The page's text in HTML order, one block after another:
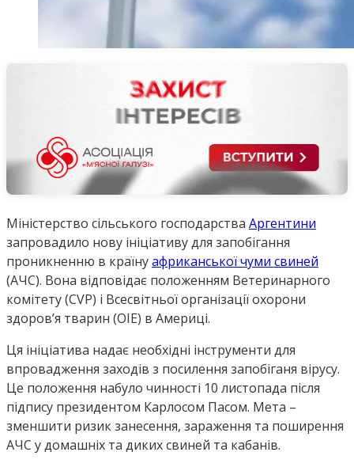
Міністерство сільського господарства Аргентини
запровадило нову ініціативу для запобігання
проникненню в країнуафриканської чуми свиней
(АЧС). Вона відповідає положенням Ветеринарного
комітету (CVP) і Всесвітньої організації охорони
здоров’я тварин (OIE) в Америці.
Ця ініціатива надає необхідні інструменти для
впровадження заходів з посилення запобіганя вірусу.
Це положення набуло чинності 10 листопада після
підпису президентом Карлосом Пасом. Мета –
зменшити ризик занесення, зараження та поширення
АЧС у домашніх та диких свиней та кабанів.